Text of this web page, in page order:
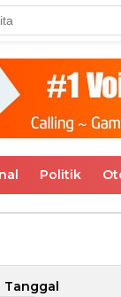
Politik
Tanggal